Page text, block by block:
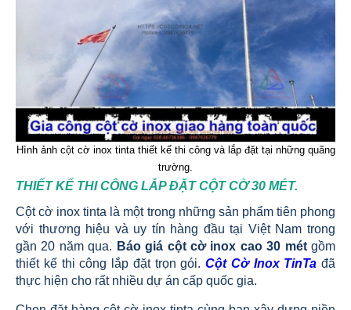
Hình ảnh cột cờ inox tinta thiết kế thi công và lắp đặt tại những quãng
trường.
THIẾT KẾ THI CÔNG LẮP ĐẶT CỘT CỜ 30 MÉT.
Cột cờ inox tinta là một trong những sản phẩm tiên phong
với thương hiệu và uy tín hàng đầu tại Việt Nam trong
gần 20 năm qua. Báo giá cột cờ inox cao 30 métgồm
thiết kế thi công lắp đặt trọn gói. Cột Cờ Inox TinTa đã
thực hiện cho rất nhiều dự án cấp quốc gia.